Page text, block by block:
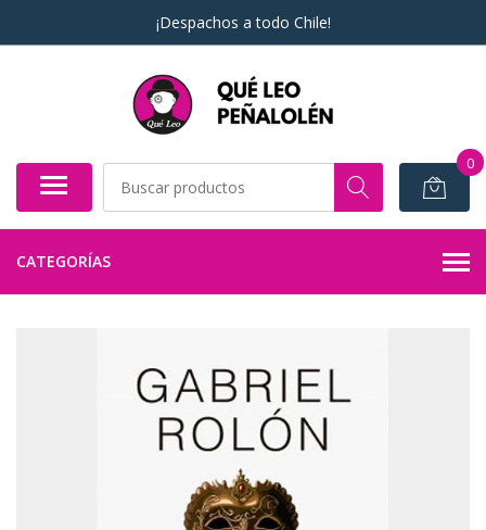
¡Despachos a todo Chile!
0
CATEGORÍAS